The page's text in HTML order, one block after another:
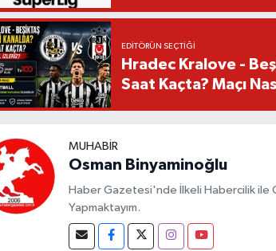
EDITÖRÜN SEÇTIĞI
Hradec Kralove -
Saat Kaçta? Maçı
MUHABIR
Osman Binyaminoğlu
Haber Gazetesi'nde İlkeli Habercilik ile
Yapmaktayım.